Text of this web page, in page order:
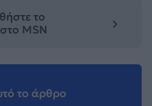
το
MSN
το άρθρο